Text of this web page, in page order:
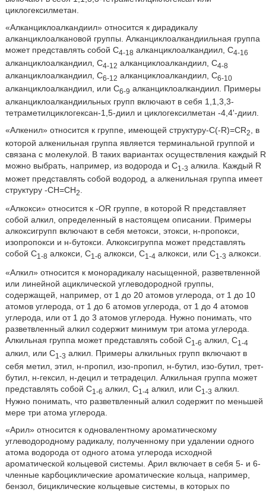
циклогексилметан.
«Алканциклоалкандиил» относится к дирадикалу
алканциклоалкановой группы. Алканциклоалкандиильная группа
может представлять собой C4-18 алканциклоалкандиил, C4-16
алканциклоалкандиил, C4-12 алканциклоалкандиил, C4-8
алканциклоалкандиил, C6-12 алканциклоалкандиил, C6-10
алканциклоалкандиил, или C6-9 алканциклоалкандиил. Примеры
алканциклоалкандиильных групп включают в себя 1,1,3,3-
тетраметилциклогексан-1,5-диил и циклогексилметан -4,4'-диил.
«Алкенил» относится к группе, имеющей структуру-C(-R)=CR2
, в
которой алкенильная группа является терминальной группой и
связана с молекулой. В таких вариантах осуществления каждый R
можно выбрать, например, из водорода и C1-3 алкила. Каждый R
может представлять собой водород, а алкенильная группа имеет
структуру -CH=CH2
«Алкокси» относится к -OR группе, в которой R представляет
собой алкил, определенный в настоящем описании. Примеры
алкоксигрупп включают в себя метокси, этокси, н-пропокси,
изопропокси и н-бутокси. Алкоксигруппа может представлять
собой C1-8 алкокси, C1-6 алкокси, C1-4 алкокси, или C1-3 алкокси.
«Алкил» относится к монорадикалу насыщенной, разветвленной
или линейной ациклической углеводородной группы,
содержащей, например, от 1 до 20 атомов углерода, от 1 до 10
атомов углерода, от 1 до 6 атомов углерода, от 1 до 4 атомов
углерода, или от 1 до 3 атомов углерода. Нужно понимать, что
разветвленный алкил содержит минимум три атома углерода.
Алкильная группа может представлять собой C1-6 алкил, C1-4
алкил, или C1-3 алкил. Примеры алкильных групп включают в
себя метил, этил, н-пропил, изо-пропил, н-бутил, изо-бутил, трет-
бутил, н-гексил, н-децил и тетрадецил. Алкильная группа может
представлять собой C1-6 алкил, C1-4 алкил, или C1-3 алкил.
Нужно понимать, что разветвленный алкил содержит по меньшей
мере три атома углерода.
«Арил» относится к одновалентному ароматическому
углеводородному радикалу, полученному при удалении одного
атома водорода от одного атома углерода исходной
ароматической кольцевой системы. Арил включает в себя 5- и 6-
членные карбоциклические ароматические кольца, например,
бензол, бициклические кольцевые системы, в которых по